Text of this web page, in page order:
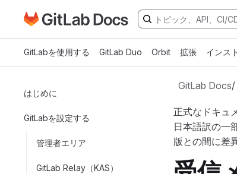
メインコンテンツにスキップ
GitLabドキュメントのホームページに移動
GitLabを使用する GitLab Duo Orbit 拡張 インス
はじめに
GitLabを設定する
管理者エリア
GitLab Relay（KAS）
GitLab Docs/
正式なドキュ
日本語訳の一
版との間に差